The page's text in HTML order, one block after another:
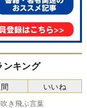
ンキング
き飛ぶ言葉
いいね